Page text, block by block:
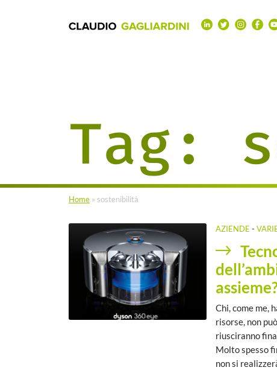
Tag:
Home » sostenibilità
AZIENDE -
Chi, come me,
risorse, non
riusciranno
Molto spesso
non si